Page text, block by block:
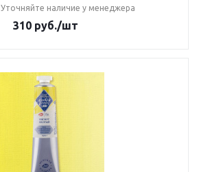
Уточняйте наличие у менеджера
310 руб./шт